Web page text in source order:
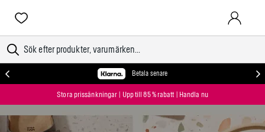
LOGGA IN
Betala senare
Stora prissänkningar | Upp till 85 % rabatt | Handla nu